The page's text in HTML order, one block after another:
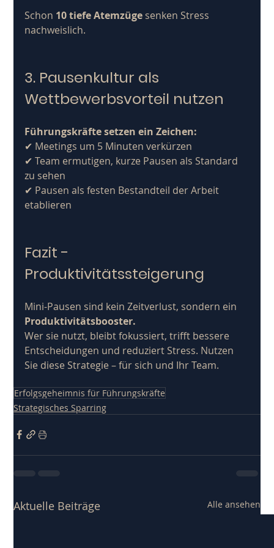
Schon 10 tiefe Atemzüge senken Stress
nachweislich.
3. Pausenkultur als
Wettbewerbsvorteil nutzen
Führungskräfte setzen ein Zeichen:
✔ Meetings um 5 Minuten verkürzen
✔ Team ermutigen, kurze Pausen als Standard
zu sehen
✔ Pausen als festen Bestandteil der Arbeit
etablieren
Fazit -
Produktivitätssteigerung
Mini-Pausen sind kein Zeitverlust, sondern ein
Produktivitätsbooster.
Wer sie nutzt, bleibt fokussiert, trifft bessere
Entscheidungen und reduziert Stress. Nutzen
Sie diese Strategie – für sich und Ihr Team.
Erfolgsgeheimnis für Führungskräfte
Strategisches Sparring
Aktuelle Beiträge Alle ansehen